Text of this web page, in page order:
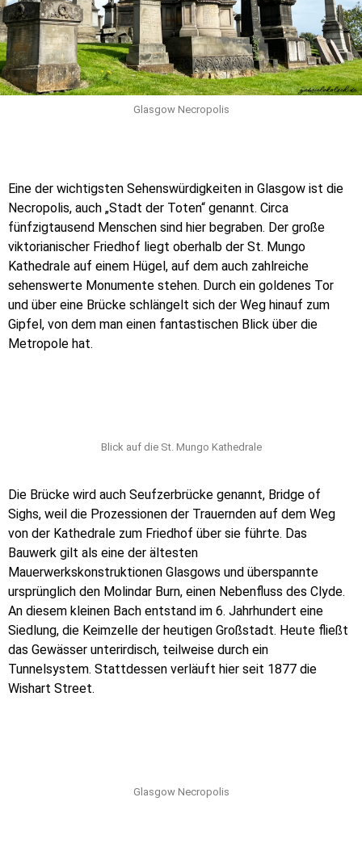
Glasgow Necropolis
Eine der wichtigsten Sehenswürdigkeiten in Glasgow ist die
Necropolis, auch „Stadt der Toten“ genannt. Circa
fünfzigtausend Menschen sind hier begraben. Der große
viktorianischer Friedhof liegt oberhalb der St. Mungo
Kathedrale auf einem Hügel, auf dem auch zahlreiche
sehenswerte Monumente stehen. Durch ein goldenes Tor
und über eine Brücke schlängelt sich der Weg hinauf zum
Gipfel, von dem man einen fantastischen Blick über die
Metropole hat.
Blick auf die St. Mungo Kathedrale
Die Brücke wird auch Seufzerbrücke genannt, Bridge of
Sighs, weil die Prozessionen der Trauernden auf dem Weg
von der Kathedrale zum Friedhof über sie führte. Das
Bauwerk gilt als eine der ältesten
Mauerwerkskonstruktionen Glasgows und überspannte
ursprünglich den Molindar Burn, einen Nebenfluss des Clyde.
An diesem kleinen Bach entstand im 6. Jahrhundert eine
Siedlung, die Keimzelle der heutigen Großstadt. Heute fließt
das Gewässer unterirdisch, teilweise durch ein
Tunnelsystem. Stattdessen verläuft hier seit 1877 die
Wishart Street.
Glasgow Necropolis